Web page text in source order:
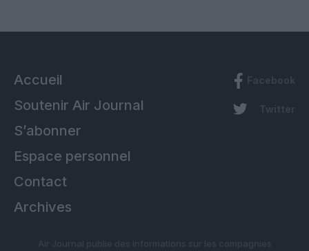
Accueil
Soutenir Air Journal
S’abonner
Espace personnel
Contact
Archives